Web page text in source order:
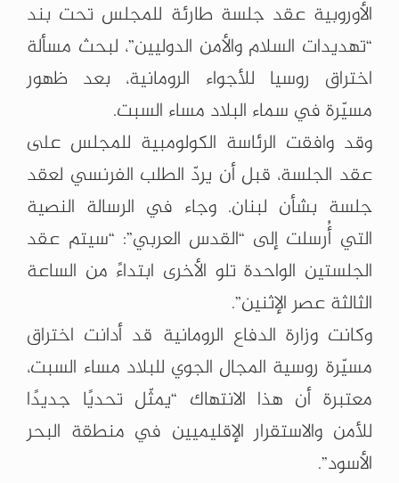
الأوروبية عقد جلسة طارئة للمجلس تحت بند
“تهديدات السلام والأمن الدوليين”، لبحث مسألة
اختراق روسيا للأجواء الرومانية، بعد ظهور
مسيّرة في سماء البلاد مساء السبت.
وقد وافقت الرئاسة الكولومبية للمجلس على
عقد الجلسة، قبل أن يردّ الطلب الفرنسي لعقد
جلسة بشأن لبنان. وجاء في الرسالة النصية
التي أُرسلت إلى “القدس العربي”: “سيتم عقد
الجلستين الواحدة تلو الأخرى ابتداءً من الساعة
الثالثة عصر الإثنين”.
وكانت وزارة الدفاع الرومانية قد أدانت اختراق
مسيّرة روسية المجال الجوي للبلاد مساء السبت،
معتبرة أن هذا الانتهاك “يمثّل تحديًا جديدًا
للأمن والاستقرار الإقليميين في منطقة البحر
الأسود”.